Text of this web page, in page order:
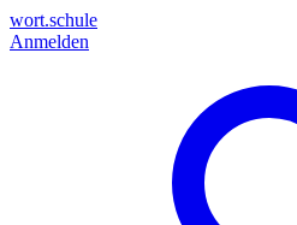
wort.schule
Anmelden